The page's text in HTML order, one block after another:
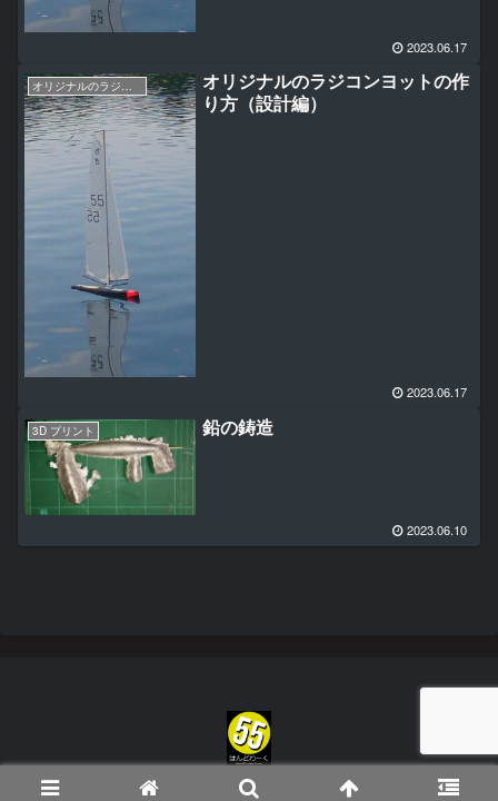
2023.06.17
オリジナルのラジコンヨットの作り方（RG65AWANAMI編）
オリジナルのラジコンヨットの作
り方（設計編）
2023.06.17
3D プリント 鉛の鋳造
2023.06.10
Copyright © 2023 55 はんどわーく All Rights Reserved.